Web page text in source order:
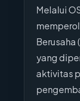
Melalui
Berusaha
yang
aktivitas